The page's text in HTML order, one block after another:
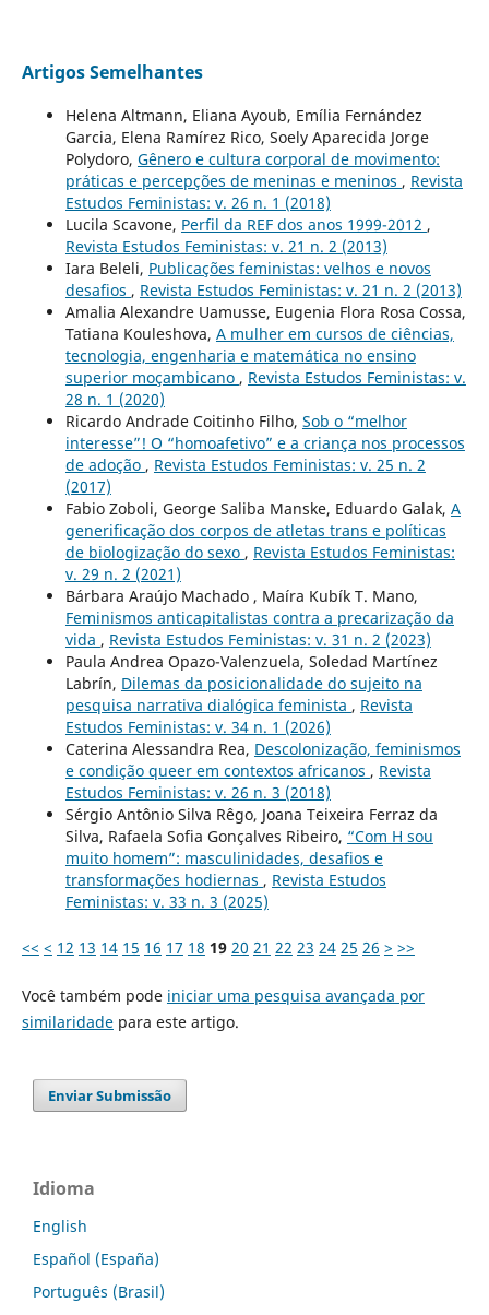
Artigos Semelhantes
Helena Altmann, Eliana Ayoub, Emília Fernández
Garcia, Elena Ramírez Rico, Soely Aparecida Jorge
Polydoro, Gênero e cultura corporal de movimento:
práticas e percepções de meninas e meninos , Revista
Estudos Feministas: v. 26 n. 1 (2018)
Lucila Scavone, Perfil da REF dos anos 1999-2012 ,
Revista Estudos Feministas: v. 21 n. 2 (2013)
Iara Beleli, Publicações feministas: velhos e novos
desafios , Revista Estudos Feministas: v. 21 n. 2 (2013)
Amalia Alexandre Uamusse, Eugenia Flora Rosa Cossa,
Tatiana Kouleshova, A mulher em cursos de ciências,
tecnologia, engenharia e matemática no ensino
superior moçambicano , Revista Estudos Feministas: v.
28 n. 1 (2020)
Ricardo Andrade Coitinho Filho, Sob o “melhor
interesse”! O “homoafetivo” e a criança nos processos
de adoção , Revista Estudos Feministas: v. 25 n. 2
(2017)
Fabio Zoboli, George Saliba Manske, Eduardo Galak, A
generificação dos corpos de atletas trans e políticas
de biologização do sexo , Revista Estudos Feministas:
v. 29 n. 2 (2021)
Bárbara Araújo Machado , Maíra Kubík T. Mano,
Feminismos anticapitalistas contra a precarização da
vida , Revista Estudos Feministas: v. 31 n. 2 (2023)
Paula Andrea Opazo-Valenzuela, Soledad Martínez
Labrín, Dilemas da posicionalidade do sujeito na
pesquisa narrativa dialógica feminista , Revista
Estudos Feministas: v. 34 n. 1 (2026)
Caterina Alessandra Rea, Descolonização, feminismos
e condição queer em contextos africanos , Revista
Estudos Feministas: v. 26 n. 3 (2018)
Sérgio Antônio Silva Rêgo, Joana Teixeira Ferraz da
Silva, Rafaela Sofia Gonçalves Ribeiro, “Com H sou
muito homem”: masculinidades, desafios e
transformações hodiernas , Revista Estudos
Feministas: v. 33 n. 3 (2025)
<< < 12 13 14 15 16 17 18 19 20 21 22 23 24 25 26 > >>
Você também pode iniciar uma pesquisa avançada por
similaridadepara este artigo.
Enviar Submissão
Idioma
English
Español (España)
Português (Brasil)